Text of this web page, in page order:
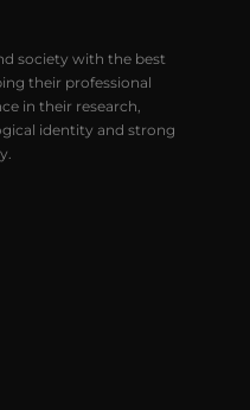
society with the best
their professional
in their research,
identity and strong